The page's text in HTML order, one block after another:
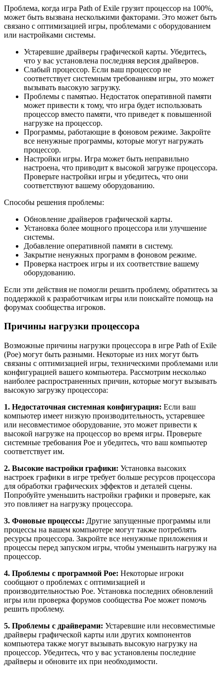
Проблема, когда игра Path of Exile грузит процессор на 100%,
может быть вызвана несколькими факторами. Это может быть
связано с оптимизацией игры, проблемами с оборудованием
или настройками системы.
Устаревшие драйверы графической карты. Убедитесь,
что у вас установлена последняя версия драйверов.
Слабый процессор. Если ваш процессор не
соответствует системным требованиям игры, это может
вызывать высокую загрузку.
Проблемы с памятью. Недостаток оперативной памяти
может привести к тому, что игра будет использовать
процессор вместо памяти, что приведет к повышенной
нагрузке на процессор.
Программы, работающие в фоновом режиме. Закройте
все ненужные программы, которые могут нагружать
процессор.
Настройки игры. Игра может быть неправильно
настроена, что приводит к высокой загрузке процессора.
Проверьте настройки игры и убедитесь, что они
соответствуют вашему оборудованию.
Способы решения проблемы:
Обновление драйверов графической карты.
Установка более мощного процессора или улучшение
системы.
Добавление оперативной памяти в систему.
Закрытие ненужных программ в фоновом режиме.
Проверка настроек игры и их соответствие вашему
оборудованию.
Если эти действия не помогли решить проблему, обратитесь за
поддержкой к разработчикам игры или поискайте помощь на
форумах сообщества игроков.
Причины нагрузки процессора
Возможные причины нагрузки процессора в игре Path of Exile
(Poe) могут быть разными. Некоторые из них могут быть
связаны с оптимизацией игры, техническими проблемами или
конфигурацией вашего компьютера. Рассмотрим несколько
наиболее распространенных причин, которые могут вызывать
высокую загрузку процессора:
1. Недостаточная системная конфигурация: Если ваш
компьютер имеет низкую производительность, устаревшее
или несовместимое оборудование, это может привести к
высокой нагрузке на процессор во время игры. Проверьте
системные требования Poe и убедитесь, что ваш компьютер
соответствует им.
2. Высокие настройки графики: Установка высоких
настроек графики в игре требует больше ресурсов процессора
для обработки графических эффектов и деталей сцены.
Попробуйте уменьшить настройки графики и проверьте, как
это повлияет на нагрузку процессора.
3. Фоновые процессы: Другие запущенные программы или
процессы на вашем компьютере могут также потреблять
ресурсы процессора. Закройте все ненужные приложения и
процессы перед запуском игры, чтобы уменьшить нагрузку на
процессор.
4. Проблемы с программой Poe: Некоторые игроки
сообщают о проблемах с оптимизацией и
производительностью Poe. Установка последних обновлений
игры или проверка форумов сообщества Poe может помочь
решить проблему.
5. Проблемы с драйверами: Устаревшие или несовместимые
драйверы графической карты или других компонентов
компьютера также могут вызывать высокую нагрузку на
процессор. Убедитесь, что у вас установлены последние
драйверы и обновите их при необходимости.